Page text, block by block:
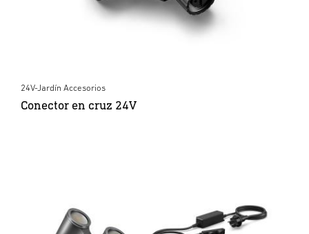
24V-Jardín Accesorios
Conector en cruz 24V